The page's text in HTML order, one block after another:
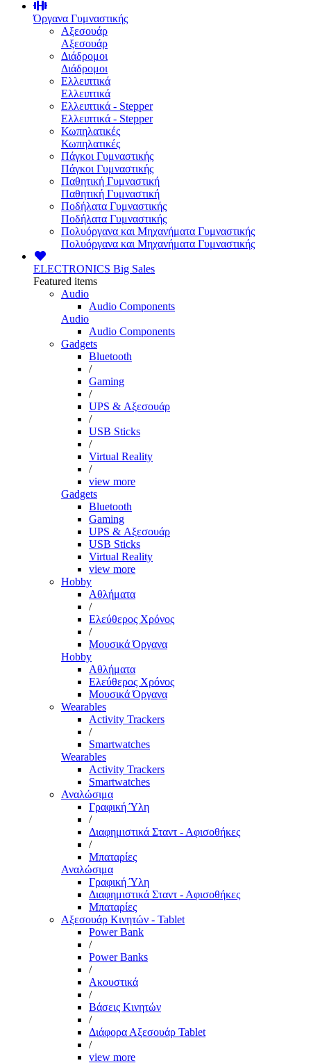
Όργανα Γυμναστικής
Αξεσουάρ
Αξεσουάρ
Διάδρομοι
Διάδρομοι
Ελλειπτικά
Ελλειπτικά
Ελλειπτικά - Stepper
Ελλειπτικά - Stepper
Κωπηλατικές
Κωπηλατικές
Πάγκοι Γυμναστικής
Πάγκοι Γυμναστικής
Παθητική Γυμναστική
Παθητική Γυμναστική
Ποδήλατα Γυμναστικής
Ποδήλατα Γυμναστικής
Πολυόργανα και Μηχανήματα Γυμναστικής
Πολυόργανα και Μηχανήματα Γυμναστικής
ELECTRONICS Big Sales
Featured items
Audio
Audio Components
Audio
Audio Components
Gadgets
Bluetooth
/
Gaming
/
UPS & Αξεσουάρ
/
USB Sticks
/
Virtual Reality
/
view more
Gadgets
Bluetooth
Gaming
UPS & Αξεσουάρ
USB Sticks
Virtual Reality
view more
Hobby
Αθλήματα
/
Ελεύθερος Χρόνος
/
Μουσικά Όργανα
Hobby
Αθλήματα
Ελεύθερος Χρόνος
Μουσικά Όργανα
Wearables
Activity Trackers
/
Smartwatches
Wearables
Activity Trackers
Smartwatches
Αναλώσιμα
Γραφική Ύλη
/
Διαφημιστικά Σταντ - Αφισοθήκες
/
Μπαταρίες
Αναλώσιμα
Γραφική Ύλη
Διαφημιστικά Σταντ - Αφισοθήκες
Μπαταρίες
Αξεσουάρ Κινητών - Tablet
Power Bank
/
Power Banks
/
Ακουστικά
/
Βάσεις Κινητών
/
Διάφορα Αξεσουάρ Tablet
/
view more